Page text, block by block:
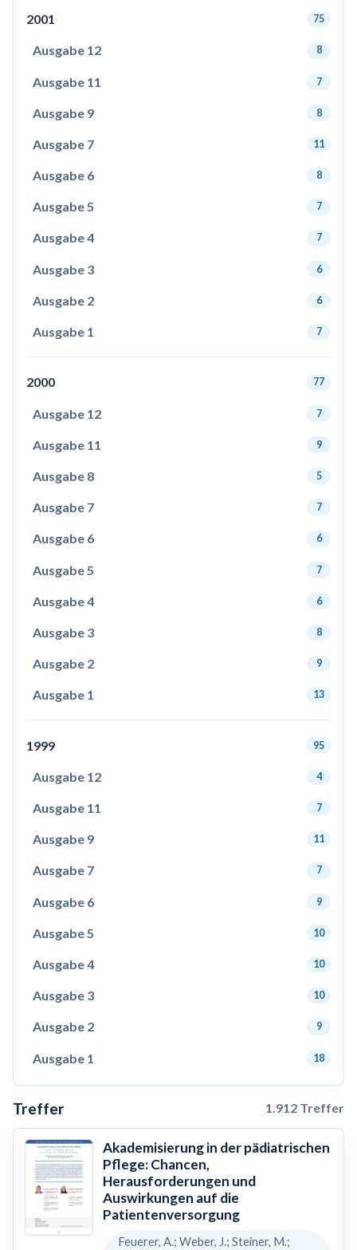
2001 75
Ausgabe 12 8
Ausgabe 11 7
Ausgabe 9 8
Ausgabe 7 11
Ausgabe 6 8
Ausgabe 5 7
Ausgabe 4 7
Ausgabe 3 6
Ausgabe 2 6
Ausgabe 1 7
2000 77
Ausgabe 12 7
Ausgabe 11 9
Ausgabe 8 5
Ausgabe 7 7
Ausgabe 6 6
Ausgabe 5 7
Ausgabe 4 6
Ausgabe 3 8
Ausgabe 2 9
Ausgabe 1 13
1999 95
Ausgabe 12 4
Ausgabe 11 7
Ausgabe 9 11
Ausgabe 7 7
Ausgabe 6 9
Ausgabe 5 10
Ausgabe 4 10
Ausgabe 3 10
Ausgabe 2 9
Ausgabe 1 18
Treffer 1.912 Treffer
Akademisierung in der pädiatrischen
Pflege: Chancen,
Herausforderungen und
Auswirkungen auf die
Patientenversorgung
Feuerer, A.; Weber, J.; Steiner, M.;